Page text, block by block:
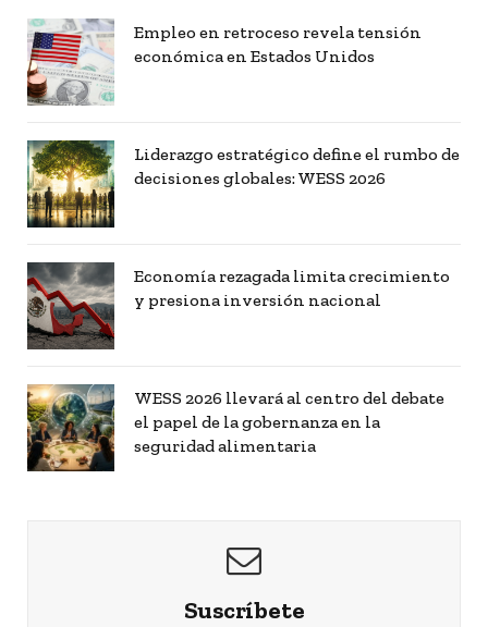
Empleo en retroceso revela tensión
económica en Estados Unidos
Liderazgo estratégico define el rumbo de
decisiones globales: WESS 2026
Economía rezagada limita crecimiento
y presiona inversión nacional
WESS 2026 llevará al centro del debate
el papel de la gobernanza en la
seguridad alimentaria
Suscríbete